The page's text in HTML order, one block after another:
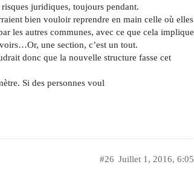
juridiques, toujours pendant.
bien vouloir reprendre en main celle où elles
les autres communes, avec ce que cela implique
une section, c’est un tout.
donc que la nouvelle structure fasse cet
Si des personnes voul
Juillet 1, 2016, 6:05
#26